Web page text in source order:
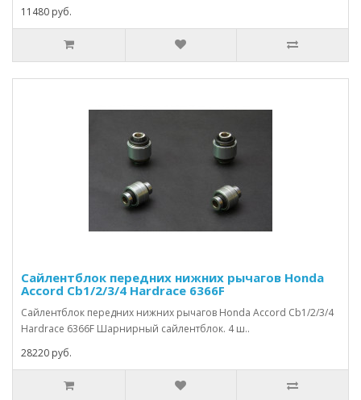
11480 руб.
Сайлентблок передних нижних рычагов Honda
Accord Cb1/2/3/4 Hardrace 6366F
Сайлентблок передних нижних рычагов Honda Accord Cb1/2/3/4
Hardrace 6366F Шарнирный сайлентблок. 4 ш..
28220 руб.